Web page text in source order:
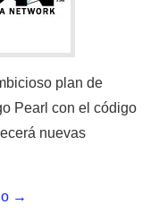
plan de
Pearl con el código
nuevas
→